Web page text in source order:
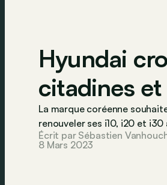
Hyundai
citadines
La marque coréenne
renouveler ses i10, i20 et i30
Écrit par Sébastien
8 Mars 2023